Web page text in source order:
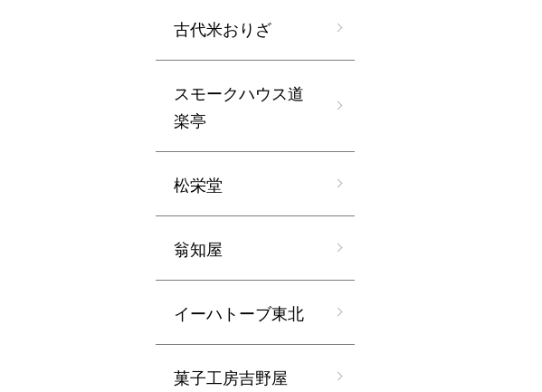
古代米おりざ
スモークハウス道
楽亭
松栄堂
翁知屋
イーハトーブ東北
菓子工房吉野屋